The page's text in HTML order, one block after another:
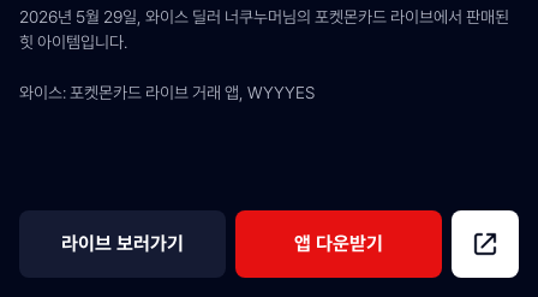
2026년 5월 29일, 와이스 딜러 너쿠누머님의 포켓몬카드 라이브에서 판매된
힛 아이템입니다.
와이스: 포켓몬카드 라이브 거래 앱, WYYYES
라이브 보러가기 앱 다운받기